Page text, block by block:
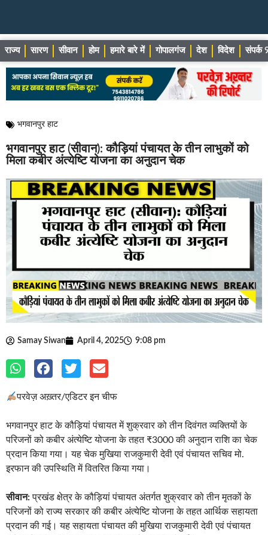
राज्य सारण सीवान होम हमारे बारे में गोपालगंज देश विदेश संपर्क
भगवानपुर हाट
भगवानपुर हाट (सीवान): कौड़ियां पंचायत के तीन लाभुकों को
मिला कबीर अंत्येष्टि योजना का अनुदान चेक
Samay Siwan April 4, 2025 9:08 pm
परवेज़ अख़्तर/एडिटर इन चीफ
भगवानपुर हाट के कौड़ियां पंचायत में शुक्रवार को तीन दिवंगत व्यक्तियों के
परिजनों को कबीर अंत्येष्टि योजना के तहत ₹3000 की अनुदान राशि का चेक
प्रदान किया गया। यह चेक मुखिया राजकुमारी देवी एवं पंचायत सचिव मो.
इरफान की उपस्थिति में वितरित किया गया।
सीवान:प्रखंड क्षेत्र के कौड़ियां पंचायत अंतर्गत शुक्रवार को तीन मृतकों के
परिजनों को राज्य सरकार की कबीर अंत्येष्टि योजना के तहत आर्थिक सहायता
प्रदान की गई। यह सहायता पंचायत की मुखिया राजकुमारी देवी एवं पंचायत